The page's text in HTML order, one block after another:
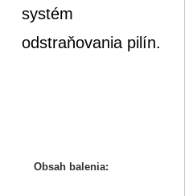
systém
odstraňovania pilín.
Obsah balenia: